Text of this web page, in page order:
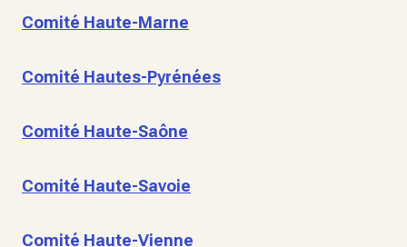
Comité Haute-Marne
Comité Hautes-Pyrénées
Comité Haute-Saône
Comité Haute-Savoie
Comité Haute-Vienne